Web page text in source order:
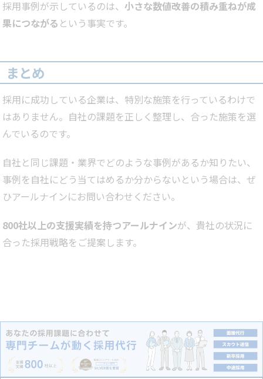
採用事例が示しているのは、 小さな数値改善の積み重ねが成
果につながる という事実です。
まとめ
採用に成功している企業は、特別な施策を行っているわけで
はありません。自社の課題を正しく整理し、合った施策を選
んでいるのです。
自社と同じ課題・業界でどのような事例があるか知りたい、
事例を自社にどう当てはめるか分からないという場合は、ぜ
ひアールナインにお問い合わせください。
800社以上の支援実績を持つアールナインが、貴社の状況に
合った採用戦略をご提案します。